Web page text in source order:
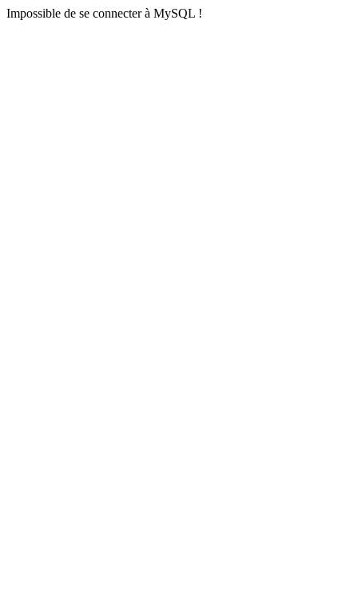
Impossible de se connecter à MySQL !